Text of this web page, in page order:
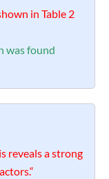
in Table 2
was found
reveals a strong